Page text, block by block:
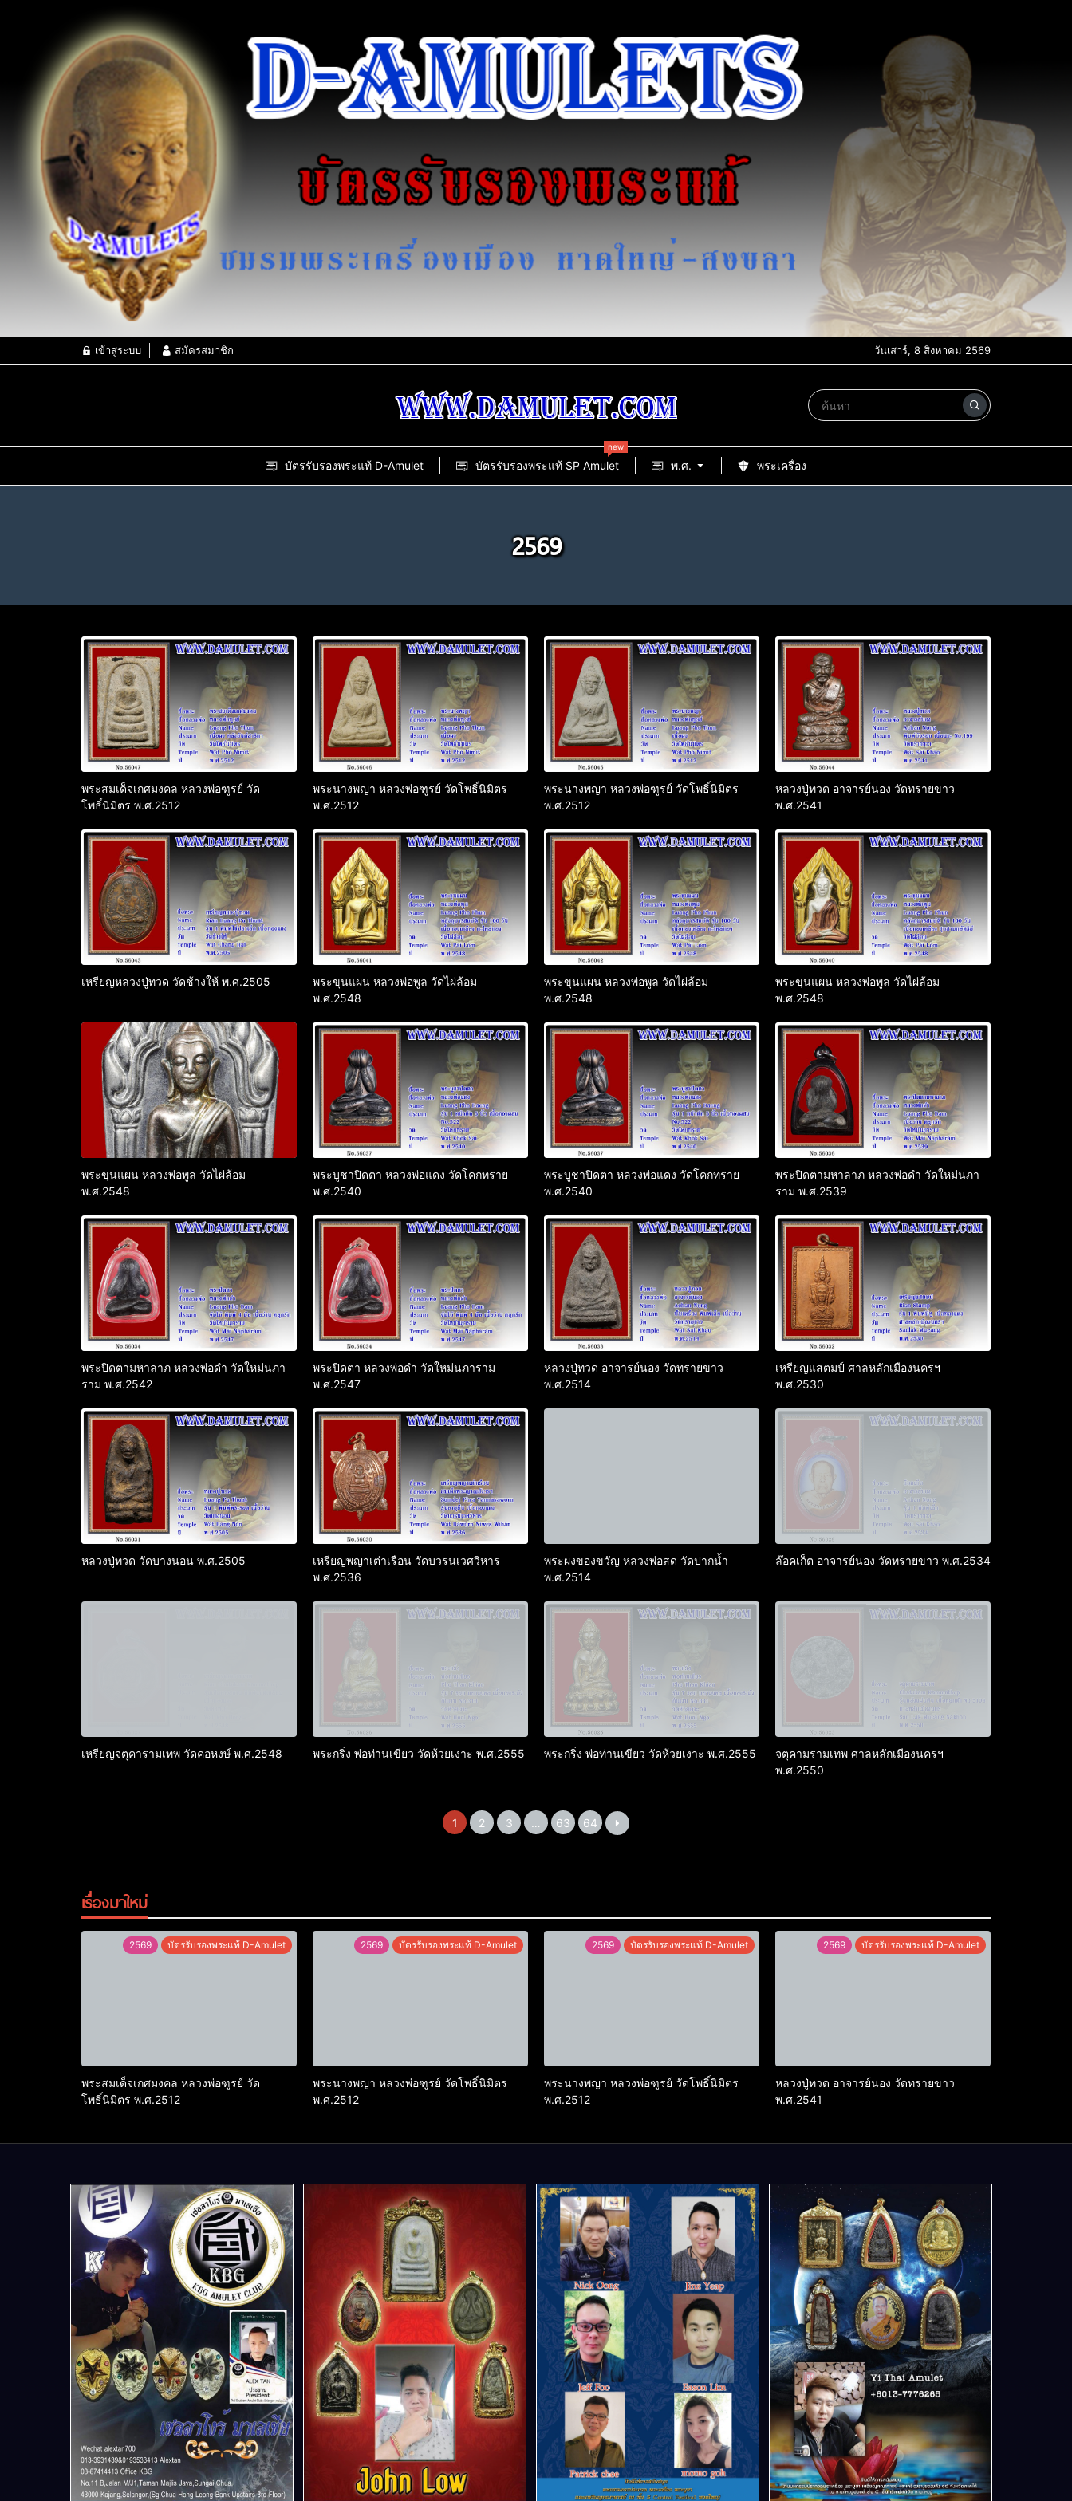
เข้าสู่ระบบ สมัครสมาชิก วันเสาร์, 8 สิงหาคม 2569
บัตรรับรองพระแท้ D-Amulet บัตรรับรองพระแท้ SP Amulet
new
พ.ศ. พระเครื่อง
2569
พระสมเด็จเกศมงคล หลวงพ่อฑูรย์ วัด
โพธิ์นิมิตร พ.ศ.2512
พระนางพญา หลวงพ่อฑูรย์ วัดโพธิ์นิมิตร
พ.ศ.2512
พระนางพญา หลวงพ่อฑูรย์ วัดโพธิ์นิมิตร
พ.ศ.2512
หลวงปู่ทวด อาจารย์นอง วัดทรายขาว
พ.ศ.2541
เหรียญหลวงปู่ทวด วัดช้างให้ พ.ศ.2505
พระขุนแผน หลวงพ่อพูล วัดไผ่ล้อม
พ.ศ.2548
พระขุนแผน หลวงพ่อพูล วัดไผ่ล้อม
พ.ศ.2548
พระขุนแผน หลวงพ่อพูล วัดไผ่ล้อม
พ.ศ.2548
พระขุนแผน หลวงพ่อพูล วัดไผ่ล้อม
พ.ศ.2548
พระบูชาปิดตา หลวงพ่อแดง วัดโคกทราย
พ.ศ.2540
พระบูชาปิดตา หลวงพ่อแดง วัดโคกทราย
พ.ศ.2540
พระปิดตามหาลาภ หลวงพ่อดำ วัดใหม่นภา
ราม พ.ศ.2539
พระปิดตามหาลาภ หลวงพ่อดำ วัดใหม่นภา
ราม พ.ศ.2542
พระปิดตา หลวงพ่อดำ วัดใหม่นภาราม
พ.ศ.2547
หลวงปุ่ทวด อาจารย์นอง วัดทรายขาว
พ.ศ.2514
เหรียญแสตมป์ ศาลหลักเมืองนครฯ
พ.ศ.2530
หลวงปู่ทวด วัดบางนอน พ.ศ.2505
เหรียญพญาเต่าเรือน วัดบวรนเวศวิหาร
พ.ศ.2536
พระผงของขวัญ หลวงพ่อสด วัดปากน้ำ
พ.ศ.2514
ล๊อคเก็ต อาจารย์นอง วัดทรายขาว พ.ศ.2534
เหรียญจตุคารามเทพ วัดคอหงษ์ พ.ศ.2548 พระกริ่ง พ่อท่านเขียว วัดห้วยเงาะ พ.ศ.2555 พระกริ่ง พ่อท่านเขียว วัดห้วยเงาะ พ.ศ.2555
จตุคามรามเทพ ศาลหลักเมืองนครฯ
พ.ศ.2550
1 2 3 … 63 64
เรื่องมาใหม่
2569 บัตรรับรองพระแท้ D-Amulet
พระสมเด็จเกศมงคล หลวงพ่อฑูรย์ วัด
โพธิ์นิมิตร พ.ศ.2512
2569 บัตรรับรองพระแท้ D-Amulet
พระนางพญา หลวงพ่อฑูรย์ วัดโพธิ์นิมิตร
พ.ศ.2512
2569 บัตรรับรองพระแท้ D-Amulet
พระนางพญา หลวงพ่อฑูรย์ วัดโพธิ์นิมิตร
พ.ศ.2512
2569 บัตรรับรองพระแท้ D-Amulet
หลวงปู่ทวด อาจารย์นอง วัดทรายขาว
พ.ศ.2541